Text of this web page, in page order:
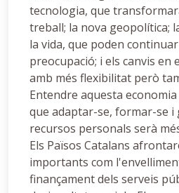
tecnologia, que
treball; la nova geopolítica;
la vida, que poden
preocupació; i els canvis en
amb més flexibilitat però
Entendre aquesta
que adaptar-se, formar-se i
recursos personals serà
Els Països Catalans
importants com
finançament dels serveis